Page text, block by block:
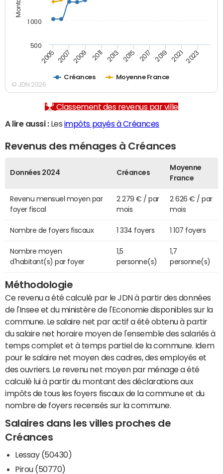
Créances Moyenne France
2005 2007 2009 2011 2013 2015 2017 2019 2021 2023
500
1 000
© JDN 2026
Classement des revenus par ville
A lire aussi :Les impôts payés à Créances
Revenus des ménages à Créances
Données 2024 Créances
Moyenne
France
Revenu mensuel moyen par
foyer fiscal
2 279 € / par
mois
2 626 € / par
mois
Nombre de foyers fiscaux 1 334 foyers 1 107 foyers
Nombre moyen
d'habitant(s) par foyer
1,5
personne(s)
1,7
personne(s)
Méthodologie
Ce revenu a été calculé par le JDN à partir des données
de l'Insee et du ministère de l'Economie disponibles sur la
commune. Le salaire net par actif a été obtenu à partir
du salaire net horaire moyen de l'ensemble des salariés à
temps complet et à temps partiel de la commune. Idem
pour le salaire net moyen des cadres, des employés et
des ouvriers. Le revenu net moyen par ménage a été
calculé lui à partir du montant des déclarations aux
impôts de tous les foyers fiscaux de la commune et du
nombre de foyers recensés sur la commune.
Salaires dans les villes proches de
Créances
Lessay (50430)
Pirou (50770)